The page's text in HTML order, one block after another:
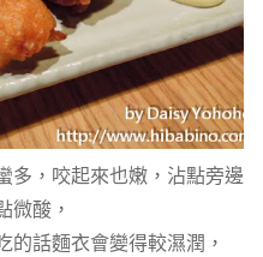
多，咬起來也嫩，沾點旁邊
微酸，
的話麵衣會變得較濕潤，